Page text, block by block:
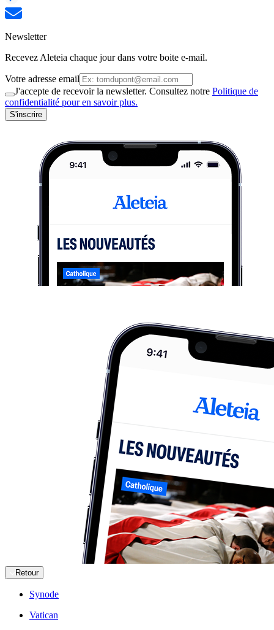
Newsletter
Recevez Aleteia chaque jour dans votre boite e-mail.
Votre adresse email
J'accepte de recevoir la newsletter. Consultez notre Politique de
confidentialité pour en savoir plus.
S'inscrire
Retour
Synode
Vatican